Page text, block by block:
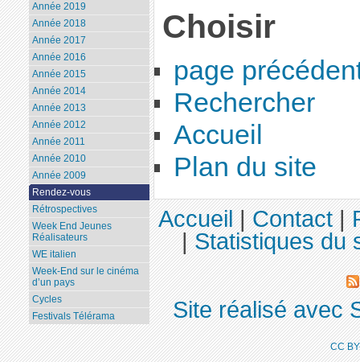
Choisir
page
Rechercher
Accueil
Plan du site
Année 2019
Année 2018
Année 2017
Année 2016
Année 2015
Année 2014
Année 2013
Année 2012
Année 2011
Année 2010
Année 2009
Rendez-vous
Rétrospectives
Week End Jeunes
Réalisateurs
WE italien
Week-End sur le cinéma
d’un pays
Cycles
Festivals Télérama
Accueil|Contact|
|Statistiques du
Site réalisé avec
CC